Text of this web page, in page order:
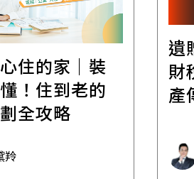
住的家｜裝
！住到老的
全攻略
羚
遺
財
產